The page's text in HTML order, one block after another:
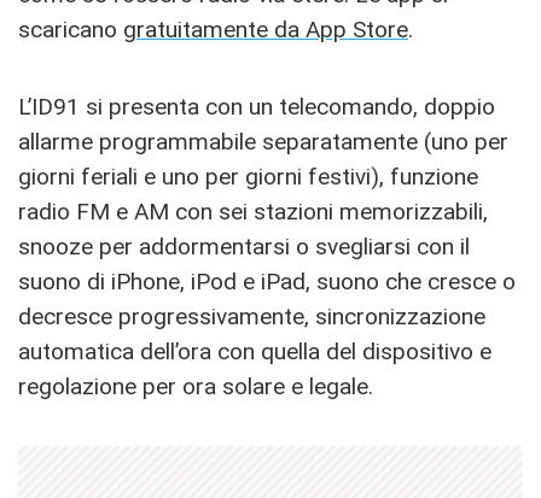
scaricano gratuitamente da App Store.
L’ID91 si presenta con un telecomando, doppio
allarme programmabile separatamente (uno per
giorni feriali e uno per giorni festivi), funzione
radio FM e AM con sei stazioni memorizzabili,
snooze per addormentarsi o svegliarsi con il
suono di iPhone, iPod e iPad, suono che cresce o
decresce progressivamente, sincronizzazione
automatica dell’ora con quella del dispositivo e
regolazione per ora solare e legale.